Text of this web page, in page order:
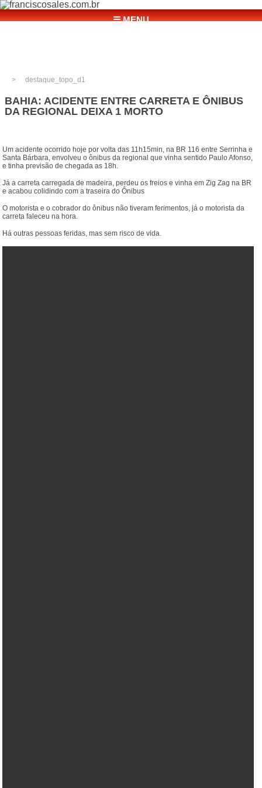
☰ MENU
destaque_topo_d1
BAHIA: ACIDENTE ENTRE CARRETA E ÔNIBUS
DA REGIONAL DEIXA 1 MORTO
Um acidente ocorrido hoje por volta das 11h15min, na BR 116 entre Serrinha e
Santa Bárbara, envolveu o ônibus da regional que vinha sentido Paulo Afonso,
e tinha previsão de chegada as 18h.
Já a carreta carregada de madeira, perdeu os freios e vinha em Zig Zag na BR
e acabou colidindo com a traseira do Ônibus
O motorista e o cobrador do ônibus não tiveram ferimentos, já o motorista da
carreta faleceu na hora.
Há outras pessoas feridas, mas sem risco de vida.